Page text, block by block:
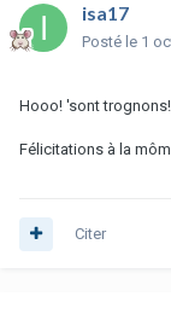
isa17
Posté le 1
Hooo! 'sont
Félicitations à la
Citer